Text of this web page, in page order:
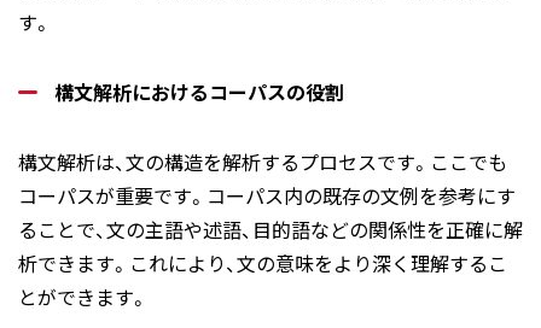
す。
構文解析におけるコーパスの役割
構文解析は、文の構造を解析するプロセスです。ここでも
コーパスが重要です。コーパス内の既存の文例を参考にす
ることで、文の主語や述語、目的語などの関係性を正確に解
析できます。これにより、文の意味をより深く理解するこ
とができます。